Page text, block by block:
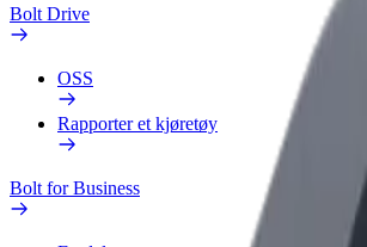
Bolt Drive
OSS
Rapporter et kjøretøy
Bolt for Business